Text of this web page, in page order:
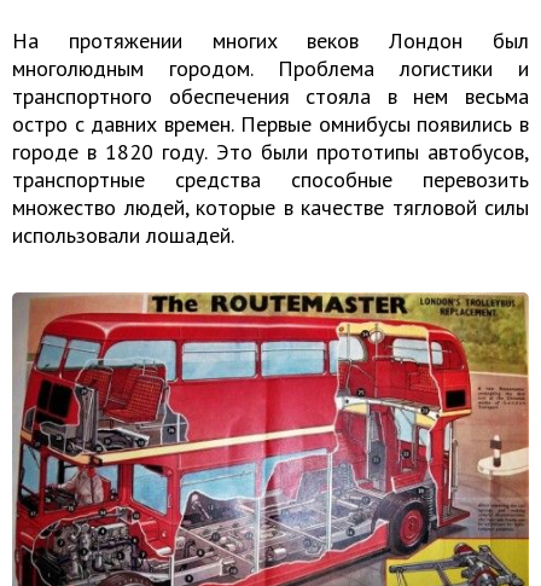
На протяжении многих веков Лондон был
многолюдным городом. Проблема логистики и
транспортного обеспечения стояла в нем весьма
остро с давних времен. Первые омнибусы появились в
городе в 1820 году. Это были прототипы автобусов,
транспортные средства способные перевозить
множество людей, которые в качестве тягловой силы
использовали лошадей.